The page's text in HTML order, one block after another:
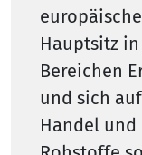
Hauptsitz
Bereichen
und sich
Handel und